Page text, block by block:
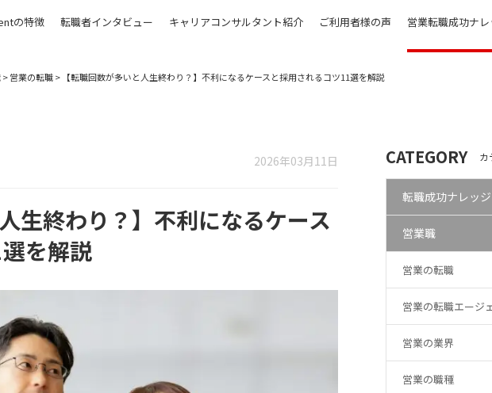
の特徴
転職者インタビュー キャリアコンサルタント紹介 ご利用者様の声 営業転職成功ナレ
>営業の転職> 【転職回数が多いと人生終わり？】不利になるケースと採用されるコツ11選を解説
2026年03月11日
生終わり？】不利になるケース
を解説
CATEGORY カ
転職成功ナレッジ
営業職
営業の転職
営業の転職エージ
営業の業界
営業の職種